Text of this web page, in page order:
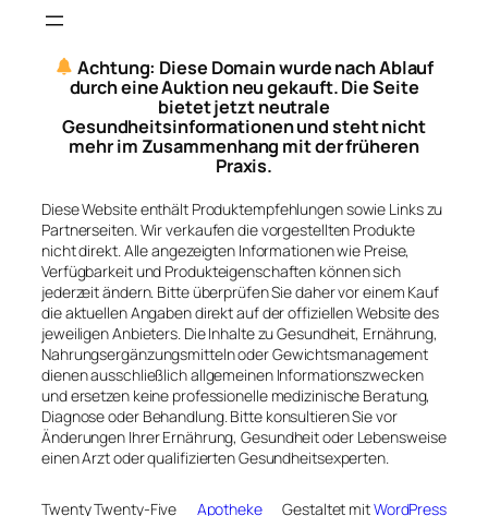
Achtung: Diese Domain wurde nach Ablauf
durch eine Auktion neu gekauft. Die Seite
bietet jetzt neutrale
Gesundheitsinformationen und steht nicht
mehr im Zusammenhang mit der früheren
Praxis.
Diese Website enthält Produktempfehlungen sowie Links zu
Partnerseiten. Wir verkaufen die vorgestellten Produkte
nicht direkt. Alle angezeigten Informationen wie Preise,
Verfügbarkeit und Produkteigenschaften können sich
jederzeit ändern. Bitte überprüfen Sie daher vor einem Kauf
die aktuellen Angaben direkt auf der offiziellen Website des
jeweiligen Anbieters. Die Inhalte zu Gesundheit, Ernährung,
Nahrungsergänzungsmitteln oder Gewichtsmanagement
dienen ausschließlich allgemeinen Informationszwecken
und ersetzen keine professionelle medizinische Beratung,
Diagnose oder Behandlung. Bitte konsultieren Sie vor
Änderungen Ihrer Ernährung, Gesundheit oder Lebensweise
einen Arzt oder qualifizierten Gesundheitsexperten.
Twenty Twenty-Five Apotheke Gestaltet mitWordPress